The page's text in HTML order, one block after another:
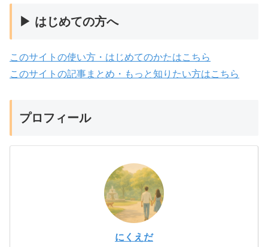
▶ はじめての方へ
このサイトの使い方・はじめてのかたはこちら
このサイトの記事まとめ・もっと知りたい方はこちら
プロフィール
にくえだ